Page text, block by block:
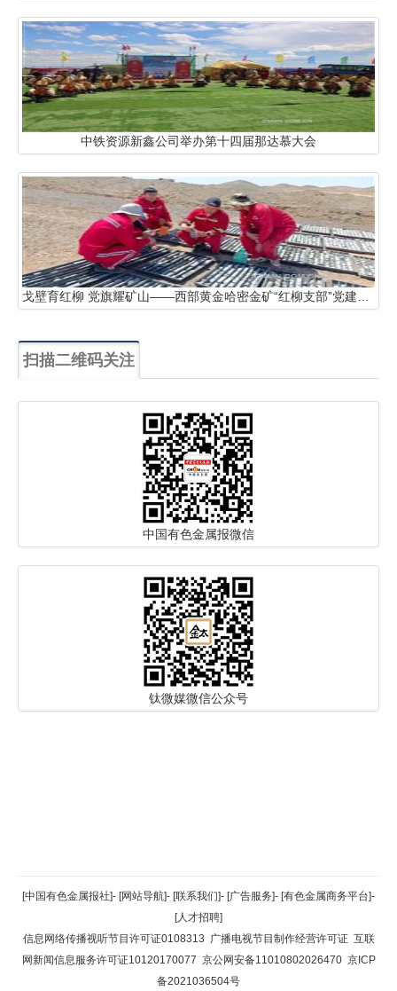
中铁资源新鑫公司举办第十四届那达慕大会
扫描二维码关注
中国有色金属报微信
钛微媒微信公众号
返回顶部
返回首页
[中国有色金属报社]- [网站导航]- [联系我们]- [广告服务]- [有色金属商务平台]-
[人才招聘]
信息网络传播视听节目许可证0108313 广播电视节目制作经营许可证 互联
网新闻信息服务许可证10120170077 京公网安备11010802026470 京ICP
备2021036504号